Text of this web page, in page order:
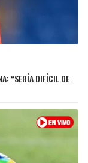
“SERÍA DIFÍCIL DE